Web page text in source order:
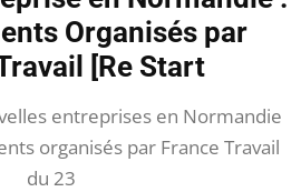
Organisés par
[Re Start
entreprises en Normandie
organisés par France Travail
du 23